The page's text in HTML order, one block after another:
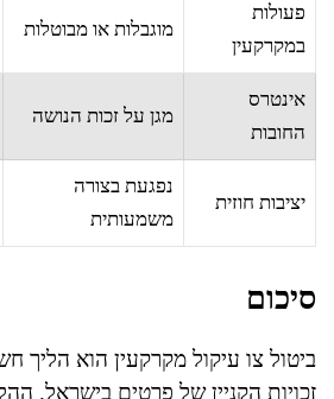
פעולות
במקרקעין
מוגבלות או מבוטלות
אינטרס
החובות
מגן על זכות הנושה
יציבות חוזית
נפגעת בצורה
משמעותית
סיכום
ביטול צו עיקול מקרקעין הוא הליך
זכויות הקניין של פרטים בישראל.